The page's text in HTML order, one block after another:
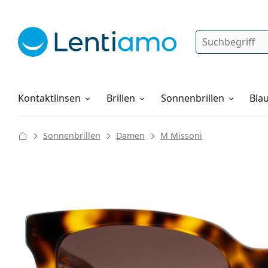
Suche
Kontaktlinsen
Pflegemittel Brillen Sonnenbrillen
Alles über den Einkauf
Sonnenbrillen Damen M Missoni